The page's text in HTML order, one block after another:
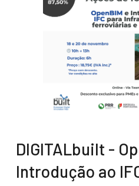
DIGITALbuilt -
Introdução ao